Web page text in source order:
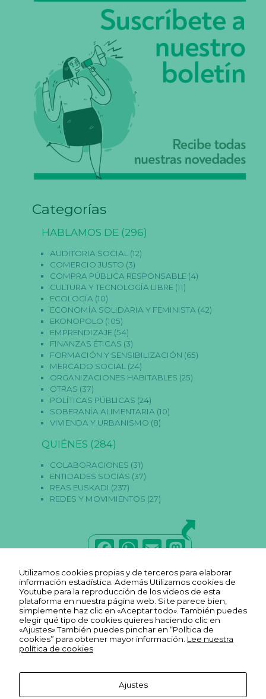
Categorías
HABLAMOS DE (296)
AUDITORIA SOCIAL(12)
COMERCIO JUSTO (3)
COMPRA PÚBLICA RESPONSABLE(4)
CULTURA Y TECNOLOGÍA LIBRE(11)
ECOLOGÍA (10)
ECONOMÍA SOLIDARIA Y FEMINISTA (42)
EKONOPOLO (105)
EMPRENDIZAJE(54)
FINANZAS ÉTICAS (3)
FORMACIÓN Y SENSIBILIZACIÓN (65)
MERCADO SOCIAL(24)
ORGANIZACIONES HABITABLES (25)
OTRAS (37)
POLÍTICAS PÚBLICAS (24)
SOBERANÍA ALIMENTARIA (10)
VIVIENDA Y URBANISMO (8)
QUIÉNES (284)
COLABORACIONES (31)
ENTIDADES SOCIAS (37)
REAS EUSKADI (237)
REDES Y MOVIMIENTOS (27)
F
a
c
e
b
o
k
W
h
a
ts
A
p
E
m
ai
l
M
a
st
o
d
o
Utilizamos cookies propias y de terceros para elaborar
información estadística. Además Utilizamos cookies de
Youtube para la reproducción de los videos de esta
plataforma en nuestra página web. Si te parece bien,
simplemente haz clic en «Aceptar todo». También puedes
elegir qué tipo de cookies quieres haciendo clic en
«Ajustes» También puedes pinchar en “Política de
cookies” para obtener mayor información. Lee nuestra
política de cookies
Ajustes
N
e
c
e
s
a
ri
a
st